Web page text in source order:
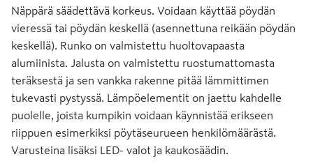
Näppärä säädettävä korkeus. Voidaan käyttää pöydän
vieressä tai pöydän keskellä (asennettuna reikään pöydän
keskellä). Runko on valmistettu huoltovapaasta
alumiinista. Jalusta on valmistettu ruostumattomasta
teräksestä ja sen vankka rakenne pitää lämmittimen
tukevasti pystyssä. Lämpöelementit on jaettu kahdelle
puolelle, joista kumpikin voidaan käynnistää erikseen
riippuen esimerkiksi pöytäseurueen henkilömäärästä.
Varusteina lisäksi LED- valot ja kaukosäädin.